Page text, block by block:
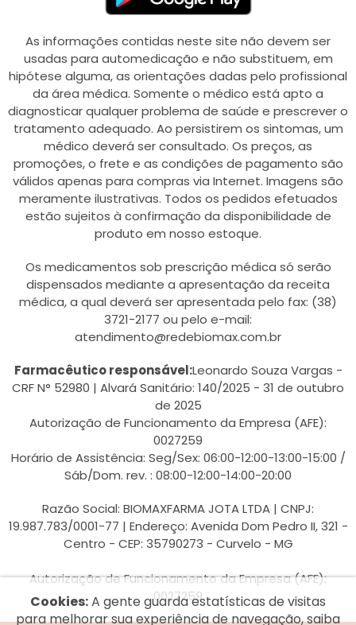
As informações contidas neste site não devem ser
usadas para automedicação e não substituem, em
hipótese alguma, as orientações dadas pelo profissional
da área médica. Somente o médico está apto a
diagnosticar qualquer problema de saúde e prescrever o
tratamento adequado. Ao persistirem os sintomas, um
médico deverá ser consultado. Os preços, as
promoções, o frete e as condições de pagamento são
válidos apenas para compras via Internet. Imagens são
meramente ilustrativas. Todos os pedidos efetuados
estão sujeitos à confirmação da disponibilidade de
produto em nosso estoque.
Os medicamentos sob prescrição médica só serão
dispensados mediante a apresentação da receita
médica, a qual deverá ser apresentada pelo fax: (38)
3721-2177 ou pelo e-mail:
atendimento@redebiomax.com.br
Farmacêutico responsável:Leonardo Souza Vargas -
CRF N° 52980 | Alvará Sanitário: 140/2025 - 31 de outubro
de 2025
Autorização de Funcionamento da Empresa (AFE):
0027259
Horário de Assistência: Seg/Sex: 06:00-12:00-13:00-15:00 /
Sáb/Dom. rev. : 08:00-12:00-14:00-20:00
Razão Social: BIOMAXFARMA JOTA LTDA | CNPJ:
19.987.783/0001-77 | Endereço: Avenida Dom Pedro II, 321 -
Centro - CEP: 35790273 - Curvelo - MG
Autorização de Funcionamento da Empresa (AFE):
0027259
Cookies:A gente guarda estatísticas de visitas
para melhorar sua experiência de navegação, saiba